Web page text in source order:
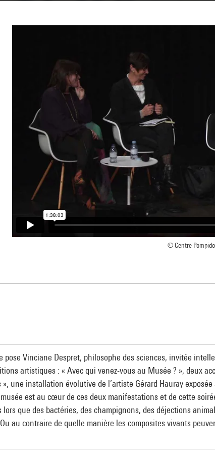
© Centre
pose Vinciane Despret, philosophe des sciences, invitée
artistiques : « Avec qui venez-vous au Musée ? », deux
une installation évolutive de l’artiste Gérard Hauray
est au cœur de ces deux manifestations et de cette
que des bactéries, des champignons, des déjections
au contraire de quelle manière les composites vivants